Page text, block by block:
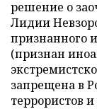
решение о
Лидии
признанного
(признан
запрещена в
террористов